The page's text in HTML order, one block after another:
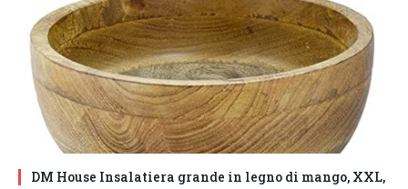
DM House Insalatiera grande in legno di mango, XXL,